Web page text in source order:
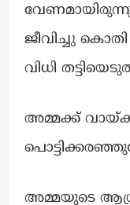
ജീവിച്ചു
വിധി
അമ്മക്ക്
അമ്മയുടെ